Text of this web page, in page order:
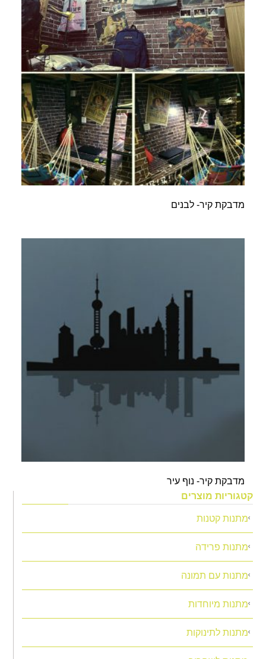
קטגוריות מוצרים
מתנות קטנות
מתנות פרידה
מתנות עם תמונה
מתנות מיוחדות
מתנות לתינוקות
מדבקת קיר- לבנים
מדבקת קיר- נוף עיר